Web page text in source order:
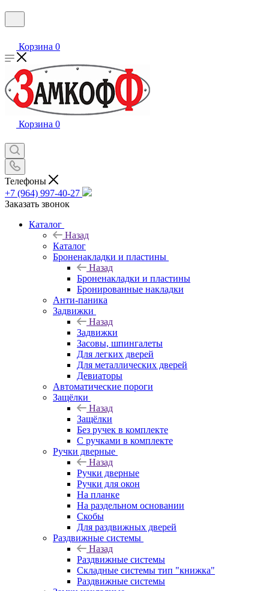
Корзина 0
Корзина 0
Телефоны
+7 (964) 997-40-27
Заказать звонок
Каталог
Назад
Каталог
Броненакладки и пластины
Назад
Броненакладки и пластины
Бронированные накладки
Анти-паника
Задвижки
Назад
Задвижки
Засовы, шпингалеты
Для легких дверей
Для металлических дверей
Девиаторы
Автоматические пороги
Защёлки
Назад
Защёлки
Без ручек в комплекте
С ручками в комплекте
Ручки дверные
Назад
Ручки дверные
Ручки для окон
На планке
На раздельном основании
Скобы
Для раздвижных дверей
Раздвижные системы
Назад
Раздвижные системы
Складные системы тип "книжка"
Раздвижные системы